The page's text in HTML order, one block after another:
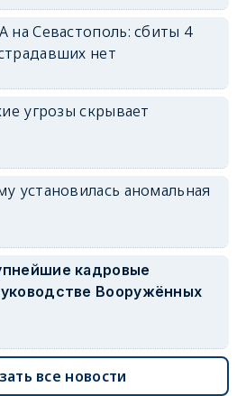
на Севастополь: сбиты 4
нет
угрозы скрывает
установилась аномальная
кадровые
Вооружённых
все новости